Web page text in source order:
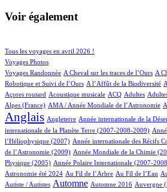
Voir également
Tous les voyages en avril 2026 !
82/554
Voyages Photos
69/554
Voyages Randonnée
4/554 A Cheval sur les traces de l’Ours
4/554
A
Robotique et Suivi de l’Ours
2/554 A l’Affût de la Biodiversité
1/554
2/554
1/554
Açores routard
1/554 Acoustique musicale
37/554 ACQ
18/554 Adultes
11/554
3/554
25/554
16/554
Alpes (France)
13/554 AMA / Année Mondiale de l’Astronomie
3/554
185/554
414/554
Anglais
63/554 Angleterre
6/554 Année internationale de la
14/554
internationale de la Planète Terre (2007-2008-2009)
4/554
l’Héliophysique (2007)
1/554 Année internationale des Récifs
12/554
de l’Astronomie (2009)
2/554 Année Mondiale de la Chimie
15/554
Physique (2005)
5/554 Année Polaire Internationale (2007-
2/554
1/554
13/554
Astronomie été 2024
12/554 Au Fil de l’Arbre
6/554 Au Fil de l’Eau
1/554
1/554
1/554
Autiste / Autistes
250/554 Automne
3/554 Automne 2016
5/554 Auvergne
1/554
2/554